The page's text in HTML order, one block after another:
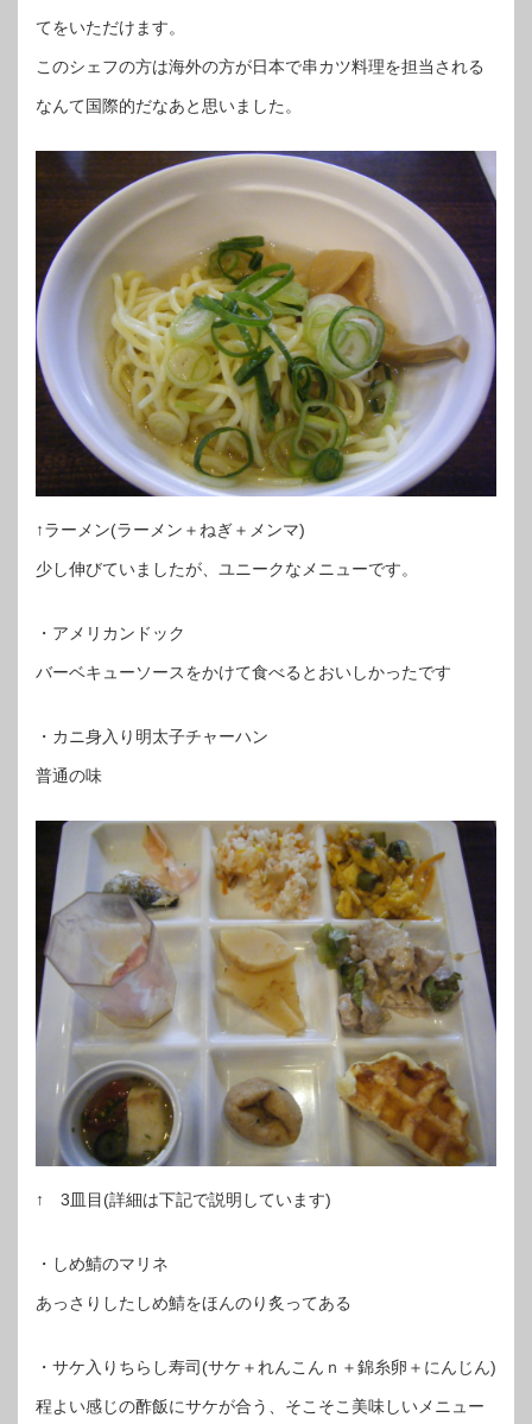
てをいただけます。
このシェフの方は海外の方が日本で串カツ料理を担当される
なんて国際的だなあと思いました。
↑ラーメン(ラーメン＋ねぎ＋メンマ)
少し伸びていましたが、ユニークなメニューです。
・アメリカンドック
バーベキューソースをかけて食べるとおいしかったです
・カニ身入り明太子チャーハン
普通の味
↑ 3皿目(詳細は下記で説明しています)
・しめ鯖のマリネ
あっさりしたしめ鯖をほんのり炙ってある
・サケ入りちらし寿司(サケ＋れんこんｎ＋錦糸卵＋にんじん)
程よい感じの酢飯にサケが合う、そこそこ美味しいメニュー